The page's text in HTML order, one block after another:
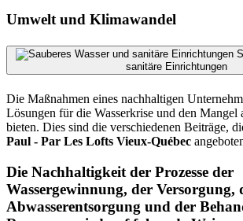
Umwelt und Klimawandel
sanitäre Einrichtungen
Die Maßnahmen eines nachhaltigen
Lösungen für die Wasserkrise und den Mangel
bieten. Dies sind die verschiedenen Beiträge,
Paul - Par Les Lofts Vieux-Québec
Die Nachhaltigkeit der Prozesse der
Wassergewinnung, der Versorgung,
Abwasserentsorgung und der